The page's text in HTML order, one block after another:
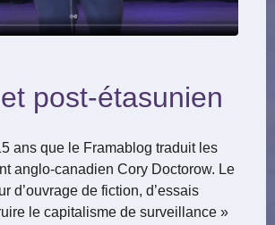
post-étasunien
ans que le Framablog traduit les
anglo-canadien Cory Doctorow. Le
d’ouvrage de fiction, d’essais
le capitalisme de surveillance »